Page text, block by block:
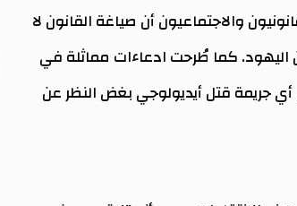
والاجتماعيون أن صياغة القانون لا
اليهود. كما طُرحت ادعاءات مماثلة في
جريمة قتل أيديولوجي بغض النظر عن